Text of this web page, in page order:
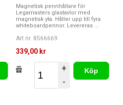
Magnetisk pennhållare för
Legamasters glastavlor med
magnetisk yta. Håller upp till fyra
whiteboardpennor. Levereras ...
Art nr. 8566669
339,00 kr
+
-
Köp